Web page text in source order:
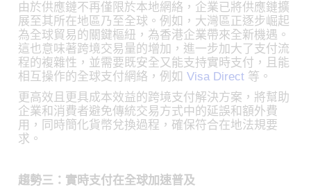
由於供應鏈不再僅限於本地網絡，企業已將供應鏈擴
展至其所在地區乃至全球。例如，大灣區正逐步崛起
為全球貿易的關鍵樞紐，為香港企業帶來全新機遇。
這也意味著跨境交易量的增加，進一步加大了支付流
程的複雜性，並需要既安全又能支持實時支付，且能
相互操作的全球支付網絡，例如Visa Direct 等。
更高效且更具成本效益的跨境支付解決方案，將幫助
企業和消費者避免傳統交易方式中的延誤和額外費
用，同時簡化貨幣兌換過程，確保符合在地法規要
求。
趨勢三：實時支付在全球加速普及